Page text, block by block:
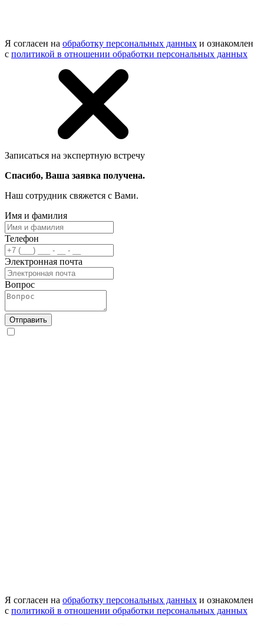
Я согласен на обработку персональных данных и ознакомлен
с политикой в отношении обработки персональных данных
Записаться на экспертную встречу
Спасибо, Ваша заявка получена.
Наш сотрудник свяжется с Вами.
Имя и фамилия
Телефон
Электронная почта
Вопрос
Отправить
Я согласен на обработку персональных данных и ознакомлен
с политикой в отношении обработки персональных данных